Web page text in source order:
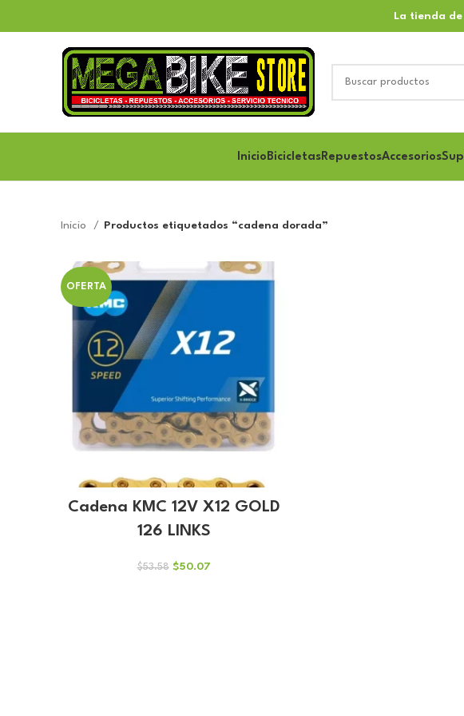
La tienda
Inicio BicicletasRepuestosAccesorios
Inicio Productos etiquetados “cadena dorada”
OFERTA
Cadena KMC 12V X12 GOLD
126 LINKS
$53.58 El
$50.07El